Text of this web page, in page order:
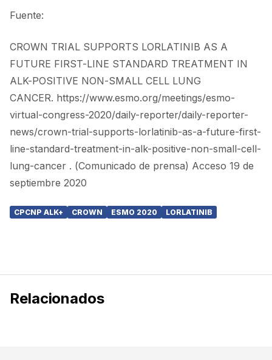
Fuente:
CROWN TRIAL SUPPORTS LORLATINIB AS A
FUTURE FIRST-LINE STANDARD TREATMENT IN
ALK-POSITIVE NON-SMALL CELL LUNG
CANCER. https://www.esmo.org/meetings/esmo-
virtual-congress-2020/daily-reporter/daily-reporter-
news/crown-trial-supports-lorlatinib-as-a-future-first-
line-standard-treatment-in-alk-positive-non-small-cell-
lung-cancer . (Comunicado de prensa) Acceso 19 de
septiembre 2020
CPCNP ALK+ CROWN ESMO 2020 LORLATINIB
Relacionados